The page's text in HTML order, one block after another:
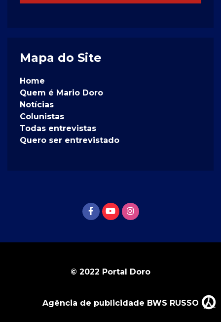
Mapa do Site
Home
Quem é Mario Doro
Notícias
Colunistas
Todas entrevistas
Quero ser entrevistado
© 2022 Portal Doro
Agência de publicidade BWS RUSSO